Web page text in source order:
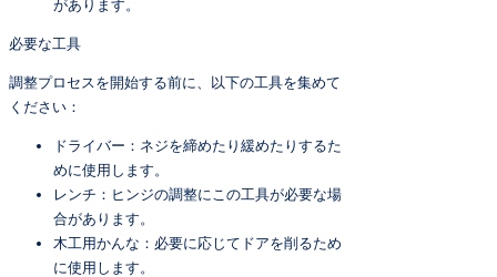
があります。
必要な工具
調整プロセスを開始する前に、以下の工具を集めて
ください：
ドライバー：ネジを締めたり緩めたりするた
めに使用します。
レンチ：ヒンジの調整にこの工具が必要な場
合があります。
木工用かんな：必要に応じてドアを削るため
に使用します。